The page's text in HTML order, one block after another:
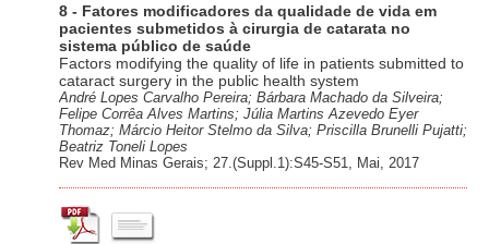
8 - Fatores modificadores da qualidade de vida em
pacientes submetidos à cirurgia de catarata no
sistema público de saúde
Factors modifying the quality of life in patients submitted to
cataract surgery in the public health system
André Lopes Carvalho Pereira; Bárbara Machado da Silveira;
Felipe Corrêa Alves Martins; Júlia Martins Azevedo Eyer
Thomaz; Márcio Heitor Stelmo da Silva; Priscilla Brunelli Pujatti;
Beatriz Toneli Lopes
Rev Med Minas Gerais; 27.(Suppl.1):S45-S51, Mai, 2017